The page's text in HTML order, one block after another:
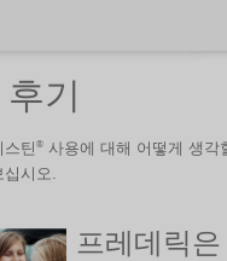
기
틴 ® 사용에 대해 어떻게 생각
시오.
프레데릭